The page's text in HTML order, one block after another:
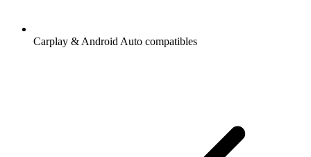
Carplay & Android Auto compatibles